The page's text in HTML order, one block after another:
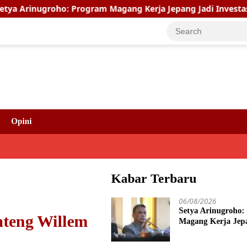
Program Magang Kerja Jepang Jadi Investasi SDM Jateng
Opini
Willem
Kabar Terbaru
06/08/2026
Setya Arinugroho:
Magang Kerja